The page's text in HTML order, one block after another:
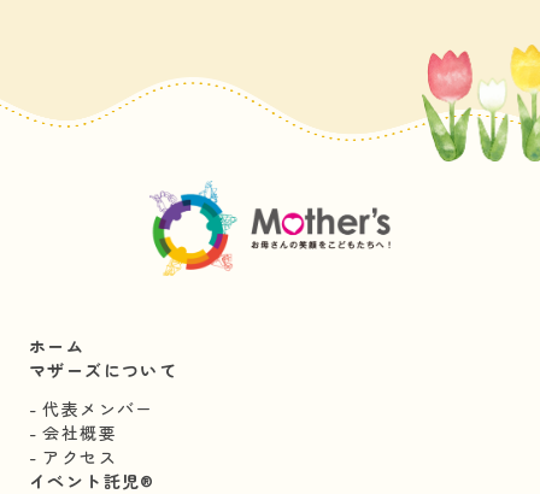
ホーム
マザーズについて
代表メンバー
会社概要
アクセス
イベント託児®︎